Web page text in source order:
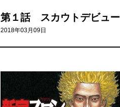
第１話 スカウトデビュー
2018年03月09日